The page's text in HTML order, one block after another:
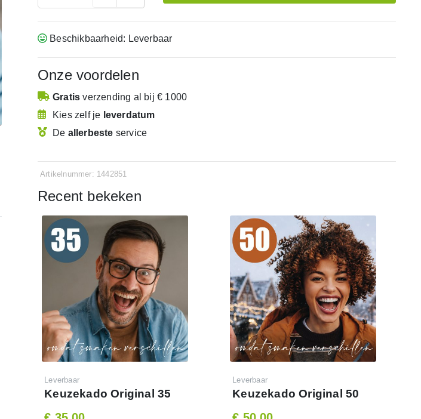
Beschikbaarheid: Leverbaar
Onze voordelen
Gratis verzending al bij € 1000
Kies zelf je leverdatum
De allerbeste service
Artikelnummer: 1442851
Recent bekeken
Leverbaar
Keuzekado Original 35
Leverbaar
Keuzekado Original 50